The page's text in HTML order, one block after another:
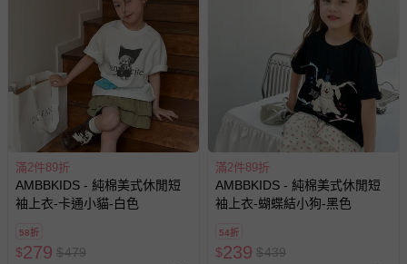
滿2件89折
AMBBKIDS - 純棉美式休閒短
袖上衣-卡通小貓-白色
58折
$279 $479
滿2件89折
AMBBKIDS - 純棉美式休閒短
袖上衣-蝴蝶結小狗-黑色
54折
$239 $439